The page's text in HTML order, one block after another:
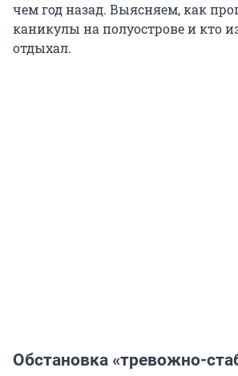
чем год назад. Выясняем, как
каникулы на полуострове и кто
отдыхал.
Обстановка «тревожно-